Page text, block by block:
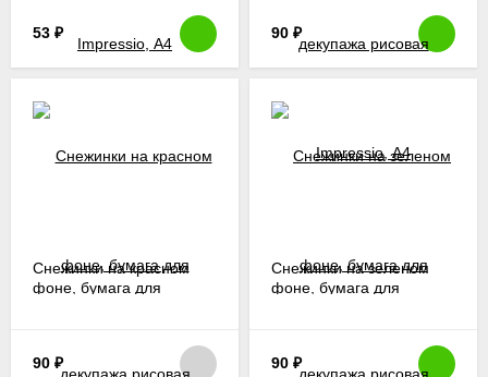
53 ₽ 90 ₽
Снежинки на красном
фоне, бумага для
90 ₽
Снежинки на зеленом
фоне, бумага для
90 ₽